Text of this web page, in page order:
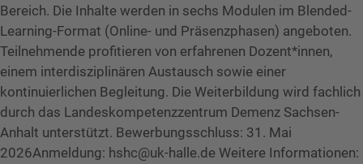
Bereich. Die Inhalte werden in sechs Modulen im Blended-
Learning-Format (Online- und Präsenzphasen) angeboten.
Teilnehmende profitieren von erfahrenen Dozent*innen,
einem interdisziplinären Austausch sowie einer
kontinuierlichen Begleitung. Die Weiterbildung wird fachlich
durch das Landeskompetenzzentrum Demenz Sachsen-
Anhalt unterstützt. Bewerbungsschluss: 31. Mai
2026Anmeldung: hshc@uk-halle.de Weitere Informationen: